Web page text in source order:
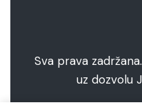
Sva prava
uz dozvolu